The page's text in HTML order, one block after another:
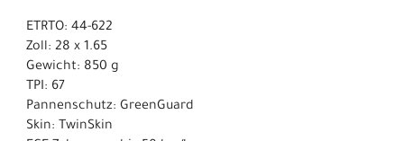
ETRTO: 44-622
Zoll: 28 x 1.65
Gewicht: 850 g
TPI: 67
Pannenschutz: GreenGuard
Skin: TwinSkin